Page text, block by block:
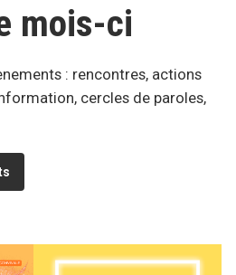
mois-ci
: rencontres, actions
cercles de paroles,